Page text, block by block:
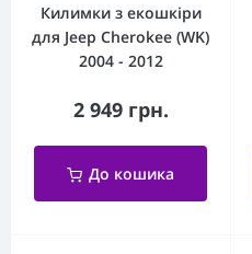
Килимки з екошкіри
для Jeep Cherokee (WK)
2004 - 2012
2 949 грн.
До кошика